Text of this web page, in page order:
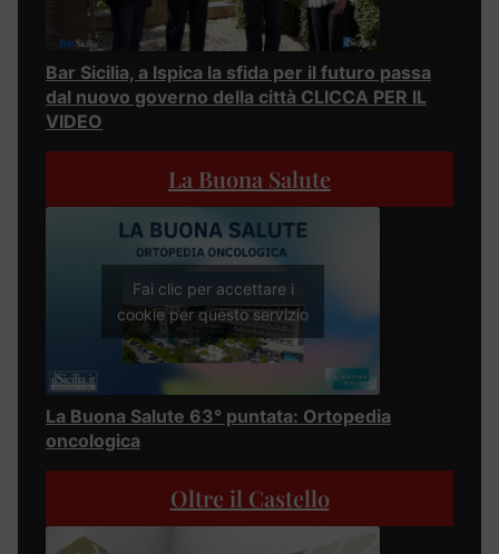
Bar Sicilia, a Ispica la sfida per il futuro passa
dal nuovo governo della città CLICCA PER IL
VIDEO
La Buona Salute
Fai clic per accettare i
cookie per questo servizio
La Buona Salute 63° puntata: Ortopedia
oncologica
Oltre il Castello